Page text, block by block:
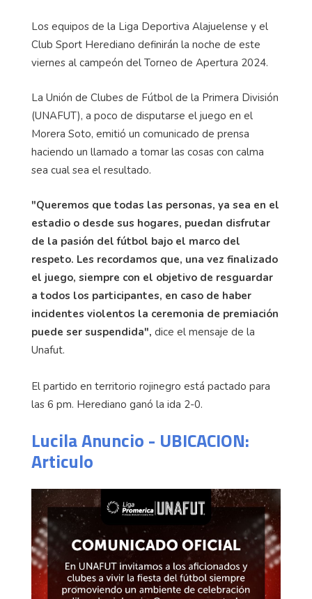
Los equipos de la Liga Deportiva Alajuelense y el
Club Sport Herediano definirán la noche de este
viernes al campeón del Torneo de Apertura 2024.
La Unión de Clubes de Fútbol de la Primera División
(UNAFUT), a poco de disputarse el juego en el
Morera Soto, emitió un comunicado de prensa
haciendo un llamado a tomar las cosas con calma
sea cual sea el resultado.
"Queremos que todas las personas, ya sea en el
estadio o desde sus hogares, puedan disfrutar
de la pasión del fútbol bajo el marco del
respeto. Les recordamos que, una vez finalizado
el juego, siempre con el objetivo de resguardar
a todos los participantes, en caso de haber
incidentes violentos la ceremonia de premiación
puede ser suspendida", dice el mensaje de la
Unafut.
El partido en territorio rojinegro está pactado para
las 6 pm. Herediano ganó la ida 2-0.
Lucila Anuncio - UBICACION:
Articulo